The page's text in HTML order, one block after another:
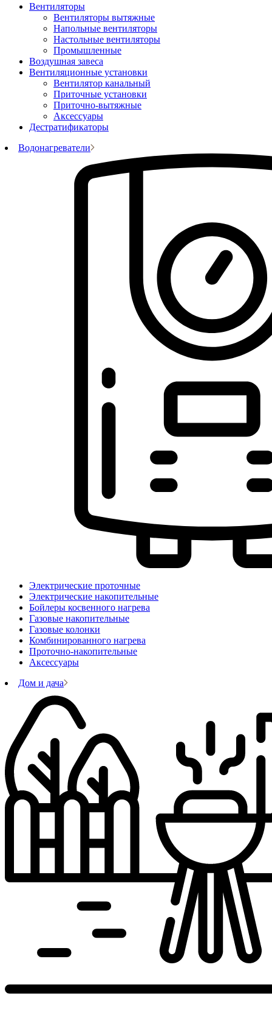
Вентиляторы
Вентиляторы вытяжные
Напольные вентиляторы
Настольные вентиляторы
Промышленные
Воздушная завеса
Вентиляционные установки
Вентилятор канальный
Приточные установки
Приточно-вытяжные
Аксессуары
Дестратификаторы
Водонагреватели
Электрические проточные
Электрические накопительные
Бойлеры косвенного нагрева
Газовые накопительные
Газовые колонки
Комбинированного нагрева
Проточно-накопительные
Аксессуары
Дом и дача